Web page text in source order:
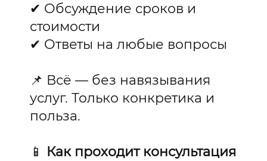
✔ Обсуждение сроков и
стоимости
✔ Ответы на любые вопросы
📌 Всё — без навязывания
услуг. Только конкретика и
польза.
📱
Как проходит консультация